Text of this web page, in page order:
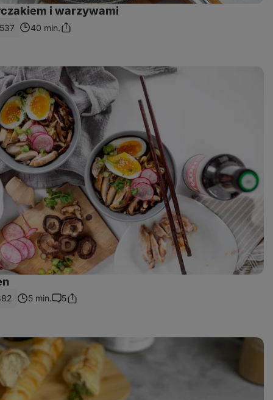
i warzywami
40 min.Podziel
5 min.
Uwagi
5Podziel